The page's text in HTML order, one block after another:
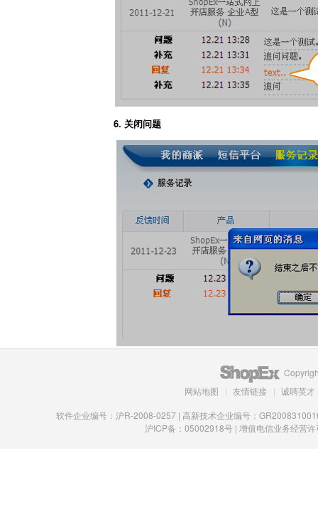
6. 关闭问题
网站地图
| 友情链接 | 诚聘英才
软件企业编号：沪R-2008-0257 | 高新技术企业编号：
沪ICP备：05002918号 | 增值电信业务经营